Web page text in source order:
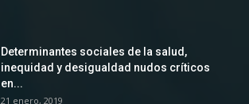
Determinantes sociales de la salud,
inequidad y desigualdad nudos críticos
en...
21 enero, 2019